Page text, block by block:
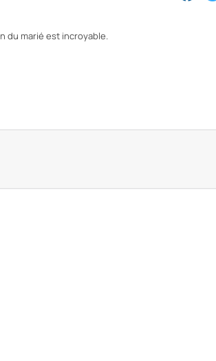
du marié est incroyable.